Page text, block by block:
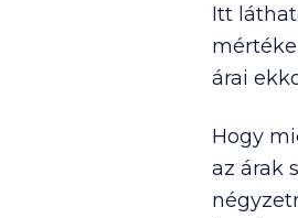
Itt
árai
Hogy
az árak